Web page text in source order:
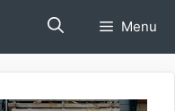
Menu